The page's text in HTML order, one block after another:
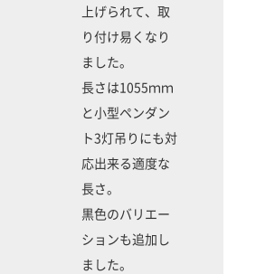
上げられて、取
り付け易くなり
ました。
長さは1055ｍｍ
と小型ペンダン
ト3灯吊りにも対
応出来る適度な
長さ。
黒色のバリエー
ションも追加し
ました。